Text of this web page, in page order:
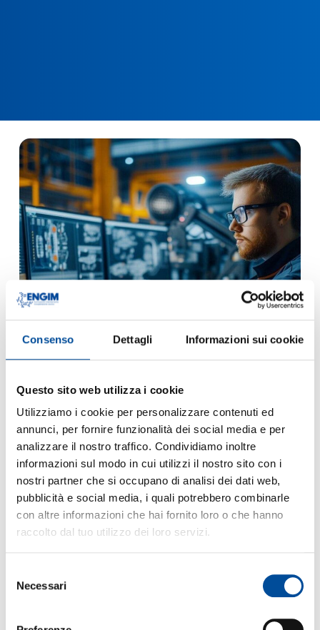
Consenso Dettagli Informazioni sui cookie
Questo sito web utilizza i cookie
Utilizziamo i cookie per personalizzare contenuti ed
annunci, per fornire funzionalità dei social media e per
analizzare il nostro traffico. Condividiamo inoltre
informazioni sul modo in cui utilizzi il nostro sito con i
nostri partner che si occupano di analisi dei dati web,
pubblicità e social media, i quali potrebbero combinarle
con altre informazioni che hai fornito loro o che hanno
raccolto dal tuo utilizzo dei loro servizi.
delNecessari
CORSO GRATUITO per GIOVANI >18 E ADULTI
DISOCCUPATI – PROGRAMMA GOL – PROFILATI
102, 103, 104 DAI CPI
PRE-ISCRIVITI O CONTATTACI
creare modelli 3D di oggetti solidi. Attraverso un
approccio semplice e progressivo, i partecipanti
tridimensionali, gestire assiemi nelle loro diverse